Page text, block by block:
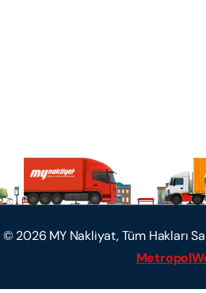
© 2026 MY Nakliyat, Tüm Hakları